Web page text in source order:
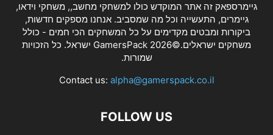
גיימרספאק זה אתר המוקדש כולו למשחקי מחשב,, משחקי וידאו,
גיימרים, התעשייה וכל מה שמסביב. אנחנו מספקים חדשות,
ביקורות ומבטים מקדימים על כל המשחקים הכי חמים - כולל
משחקים ישראלים.©2026 GamersPack ישראל. כל הזכויות
שמורות.
Contact us: alpha@gamerspack.co.il
FOLLOW US